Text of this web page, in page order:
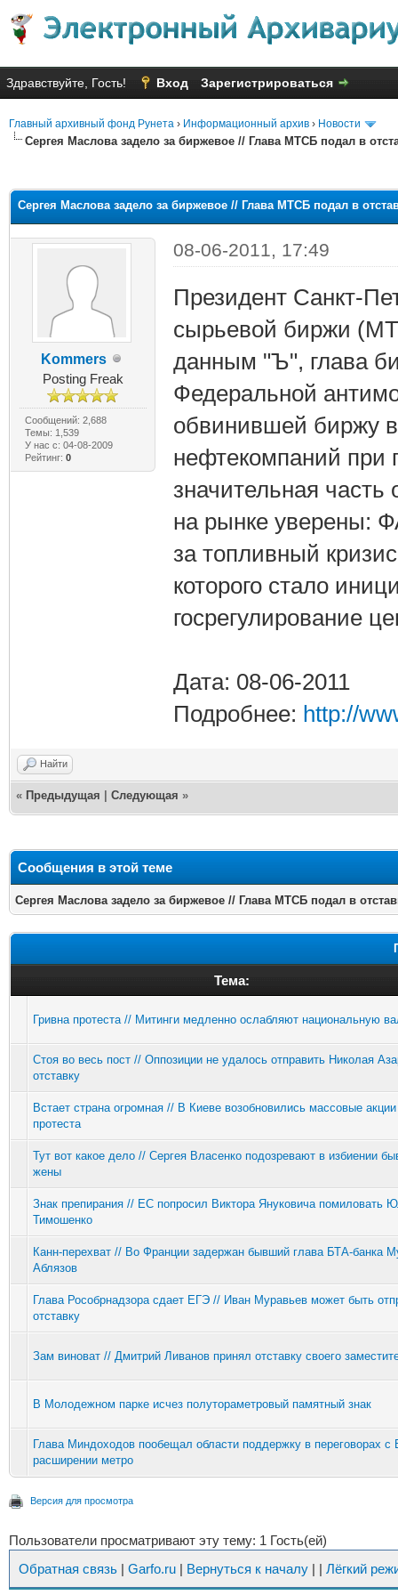
Здравствуйте, Гость! Вход Зарегистрироваться
Главный архивный фонд Рунета › Информационный архив › Новости
Сергея Маслова задело за биржевое // Глава МТСБ подал в
Сергея Маслова задело за биржевое // Глава МТСБ подал в
Kommers
Posting Freak
Сообщений: 2,688
Темы: 1,539
У нас с: 04-08-2009
Рейтинг: 0
08-06-2011, 17:49
Президент Санкт-
сырьевой биржи
данным "Ъ", глава
Федеральной
обвинившей биржу
нефтекомпаний при
значительная
на рынке уверены:
за топливный
которого стало
госрегулирование
Дата: 08-06-2011
Подробнее: http://
Найти
« Предыдущая Следующая »
Сообщения в этой теме
Сергея Маслова задело за биржевое // Глава МТСБ подал в
Тема:
Гривна протеста // Митинги медленно ослабляют национальную
Стоя во весь пост // Оппозиции не удалось отправить Николая
отставку
Встает страна огромная // В Киеве возобновились массовые акции
протеста
Тут вот какое дело // Сергея Власенко подозревают в избиении
жены
Знак препирания // ЕС попросил Виктора Януковича помиловать
Тимошенко
Канн-перехват // Во Франции задержан бывший глава БТА-банка
Аблязов
Глава Рособрнадзора сдает ЕГЭ // Иван Муравьев может быть
отставку
Зам виноват // Дмитрий Ливанов принял отставку своего
В Молодежном парке исчез полутораметровый памятный знак
Глава Миндоходов пообещал области поддержку в переговорах
расширении метро
Версия для просмотра
Пользователи просматривают эту тему: 1 Гость(ей)
Обратная связь | Garfo.ru | Вернуться к началу | | Лёгкий